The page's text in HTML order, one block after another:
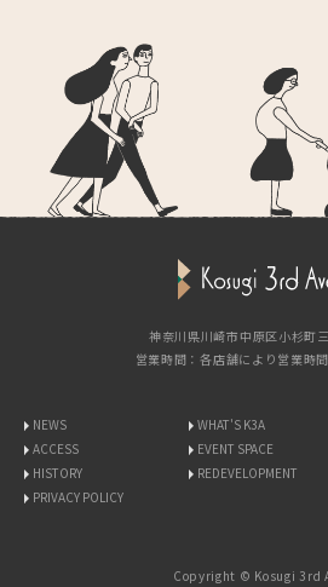
神奈川県川崎市中原区小杉町
営業時間：各店舗により営業時
NEWS WHAT'S K3A
ACCESS
EVENT SPACE
HISTORY
REDEVELOPMENT
PRIVACY POLICY
Copyright © Kosugi 3rd